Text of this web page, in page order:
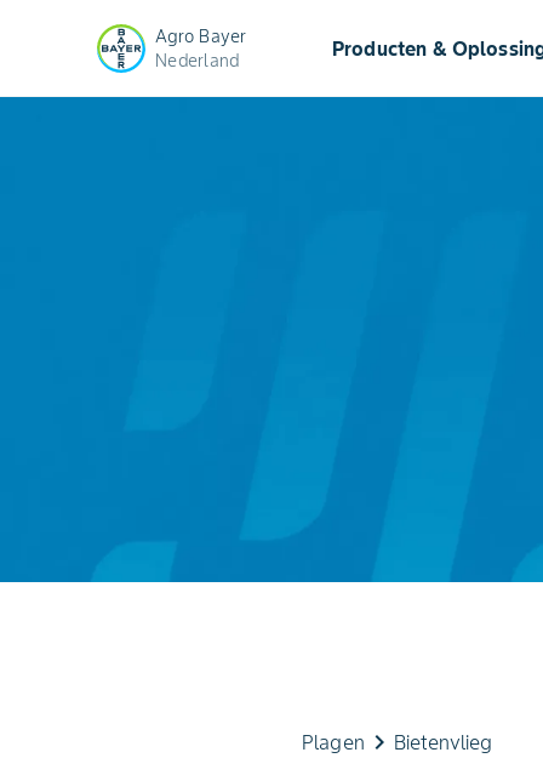
Agro Bayer
Nederland
Producten &
Plagen keyboard_arrow_right Bietenvlieg